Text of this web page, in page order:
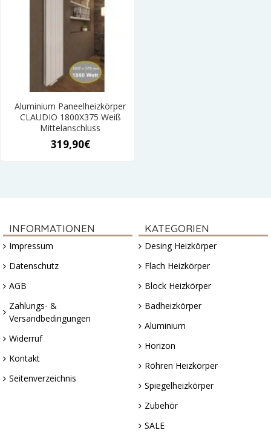
Aluminium Paneelheizkörper
CLAUDIO 1800X375 Weiß
Mittelanschluss
319,90€
INFORMATIONEN
Impressum
Datenschutz
AGB
Zahlungs- &
Versandbedingungen
Widerruf
Kontakt
Seitenverzeichnis
KATEGORIEN
Desing Heizkörper
Flach Heizkörper
Block Heizkörper
Badheizkörper
Aluminium
Horizon
Röhren Heizkörper
Spiegelheizkörper
Zubehör
SALE